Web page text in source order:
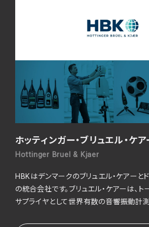
ホッティンガー・ブリュエル・ケア
Hottinger Bruel & Kjaer
HBKはデンマークのブリュエル・ケアーと
の統合会社です。ブリュエル・ケアーは、
サプライヤとして世界有数の音響振動計測